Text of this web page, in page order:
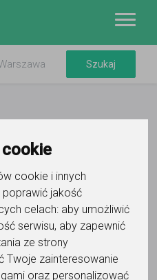
cookie i innych
poprawić jakość
celach: aby umożliwić
serwisu, aby zapewnić
ze strony
Twoje zainteresowanie
oraz personalizować